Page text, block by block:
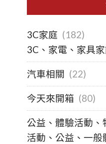
3C家庭 (182)
3C、家電、家具
汽車相關 (22)
今天來開箱 (80)
公益、體驗活動、
活動、公益、一般